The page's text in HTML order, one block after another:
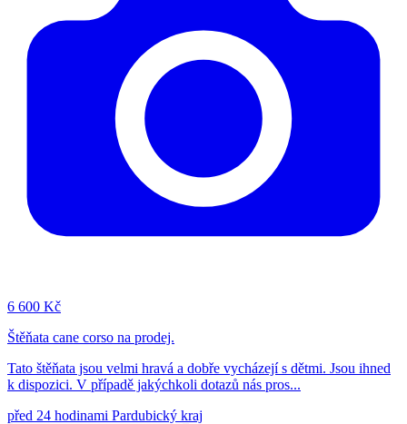
6 600 Kč
Štěňata cane corso na prodej.
Tato štěňata jsou velmi hravá a dobře vycházejí s dětmi. Jsou ihned
k dispozici. V případě jakýchkoli dotazů nás pros...
před 24 hodinami Pardubický kraj